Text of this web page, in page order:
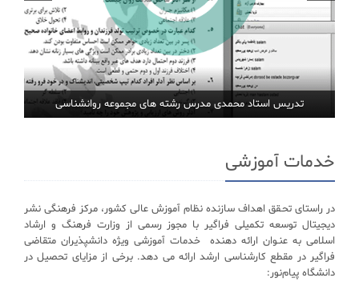
تدریس استاد محمدی مدرس رشته های مجموعه روانشناسی
خدمات آموزشی
در راستای تحـقق اهداف سازنده نظام آموزش عالی کشور، مرکز فرهنگی نشر
دیجیتال توسعه تکمیلی فراگیر با مجوز رسمی از وزارت فرهنگ و ارشاد
اسلامی به عنـوان ارائه دهنده خدمات آموزشی ویژه دانشپذیران متقاضی
فراگیر در مقطع کارشناسی ارشد ارائه می دهد. برخی از مزایای تحصیل در
دانشگاه پیام‌نور: